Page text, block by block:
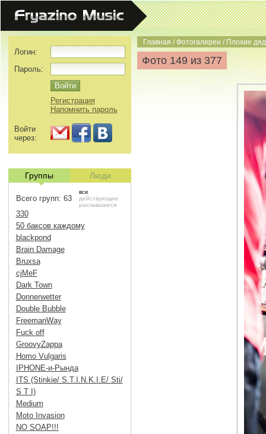
Главная /Фотогалереи / Плохие
Фото 149 из 377
Логин:
Пароль:
Регистрация
Напомнить пароль
Войти
через:
Группы Люди
Всего групп: 63
все
действующие
распавшиеся
330
50 баксов каждому
blackpond
Brain Damage
Bruxsa
cjMeF
Dark Town
Donnerwetter
Double Bubble
FreemanWay
Fuck off
GroovyZappa
Homo Vulgaris
IPHONE-и-Рында
ITS (Stinkie/ S.T.I.N.K.I.E/ Sti/
S T I)
Medium
Moto Invasion
NO SOAP!!!